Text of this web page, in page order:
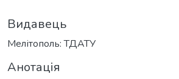
Видавець
Мелітополь: ТДАТУ
Анотація